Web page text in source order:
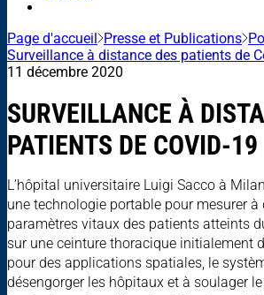
Page d'accueil Presse et Publications
Surveillance à distance des patients de
11 décembre 2020
SURVEILLANCE À
PATIENTS DE COVID-19
L’hôpital universitaire Luigi Sacco à
une technologie portable pour mesurer à
paramètres vitaux des patients atteints
sur une ceinture thoracique initialement
pour des applications spatiales, le
désengorger les hôpitaux et à soulager